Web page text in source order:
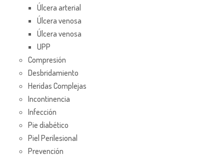
Úlcera arterial
Úlcera venosa
Úlcera venosa
UPP
Compresión
Desbridamiento
Heridas Complejas
Incontinencia
Infección
Pie diabético
Piel Perilesional
Prevención